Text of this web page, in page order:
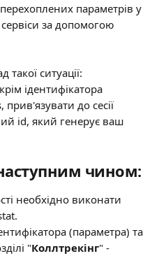
параметрів у
за допомогою
ситуації:
ідентифікатора
до сесії
id, який генерує ваш
чином:
необхідно виконати
(параметра) та
"Коллтрекінг" -